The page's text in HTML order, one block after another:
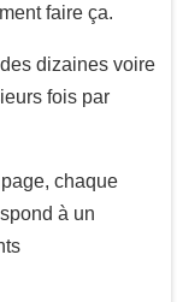
faire ça.
dizaines voire
fois par
chaque
à un